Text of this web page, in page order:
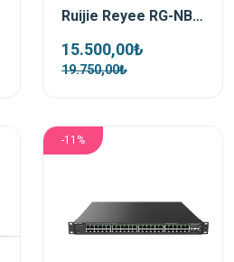
Ruijie Reyee RG-NBS3100-24GT4SFP-P-V2 24 Port Poe 4x Sfp Gigabit L2 Yönetilebilir Poe Switch
15.500,00₺
19.750,00₺
-11%